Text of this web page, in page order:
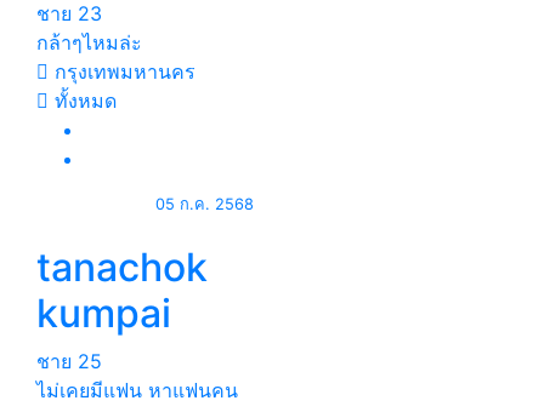
ชาย 23
กล้าๆไหมล่ะ
กรุงเทพมหานคร
ทั้งหมด
05 ก.ค. 2568
tanachok
kumpai
ชาย 25
ไม่เคยมีแฟน หาแฟนคน